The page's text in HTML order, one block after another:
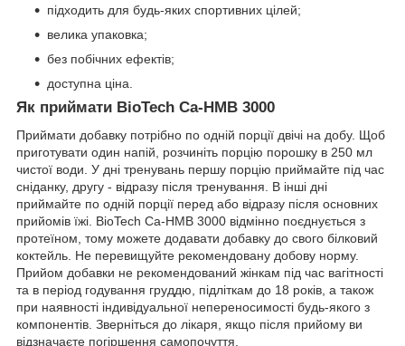
підходить для будь-яких спортивних цілей;
велика упаковка;
без побічних ефектів;
доступна ціна.
Як приймати BioTech Ca-HMB 3000
Приймати добавку потрібно по одній порції двічі на добу. Щоб
приготувати один напій, розчиніть порцію порошку в 250 мл
чистої води. У дні тренувань першу порцію приймайте під час
сніданку, другу - відразу після тренування. В інші дні
приймайте по одній порції перед або відразу після основних
прийомів їжі. BioTech Ca-HMB 3000 відмінно поєднується з
протеїном, тому можете додавати добавку до свого білковий
коктейль. Не перевищуйте рекомендовану добову норму.
Прийом добавки не рекомендований жінкам під час вагітності
та в період годування груддю, підліткам до 18 років, а також
при наявності індивідуальної непереносимості будь-якого з
компонентів. Зверніться до лікаря, якщо після прийому ви
відзначаєте погіршення самопочуття.